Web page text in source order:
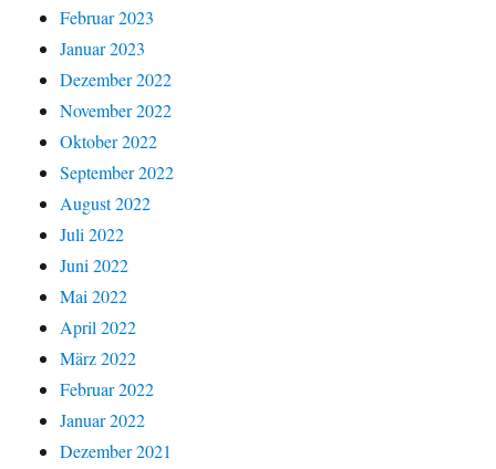
Februar 2023
Januar 2023
Dezember 2022
November 2022
Oktober 2022
September 2022
August 2022
Juli 2022
Juni 2022
Mai 2022
April 2022
März 2022
Februar 2022
Januar 2022
Dezember 2021